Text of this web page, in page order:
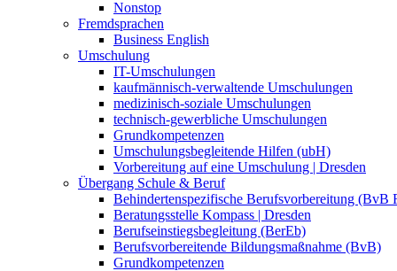
Nonstop
Fremdsprachen
Business English
Umschulung
IT-Umschulungen
kaufmännisch-verwaltende Umschulungen
medizinisch-soziale Umschulungen
technisch-gewerbliche Umschulungen
Grundkompetenzen
Umschulungsbegleitende Hilfen (ubH)
Vorbereitung auf eine Umschulung | Dresden
Übergang Schule & Beruf
Behindertenspezifische Berufsvorbereitung (BvB
Beratungsstelle Kompass | Dresden
Berufseinstiegsbegleitung (BerEb)
Berufsvorbereitende Bildungsmaßnahme (BvB)
Grundkompetenzen